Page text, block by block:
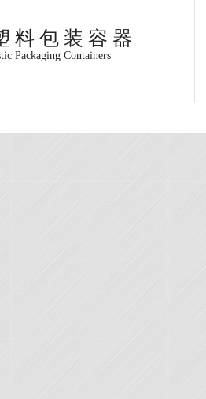
料 包 装 容 器
Packaging Containers